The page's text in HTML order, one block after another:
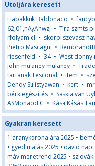
Utoljára keresett
Habakkuk Baldonado •
62,01,nAyAhwzj • Tlra szmts
rfolyam el • skorpi szevasz
Pietro Mascagni •
riesenfeld • 34• West dohny
john mulaney mulaney •
tartanak Tesconal • item •
Dendy Sulistyawan • kert •
bérkiegészítés • Saskia van
ASMonacoFC • Kása Kásás
Gyakran keresett
1 aranykorona ára 2025 •
• gyed utalás 2025 • dávid
máv menetrend 2025 •